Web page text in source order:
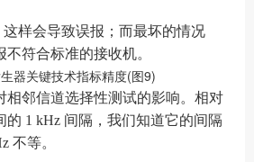
样会导致误报；而最坏的情况
符合标准的接收机。
相邻信道选择性测试的影响。相对
的 1 kHz 间隔，我们知道它的间隔
不等。